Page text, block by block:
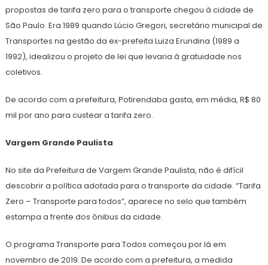
propostas de tarifa zero para o transporte chegou à cidade de
São Paulo. Era 1989 quando Lúcio Gregori, secretário municipal de
Transportes na gestão da ex-prefeita Luiza Erundina (1989 a
1992), idealizou o projeto de lei que levaria à gratuidade nos
coletivos.
De acordo com a prefeitura, Potirendaba gasta, em média, R$ 80
mil por ano para custear a tarifa zero.
Vargem Grande Paulista
No site da Prefeitura de Vargem Grande Paulista, não é difícil
descobrir a política adotada para o transporte da cidade. “Tarifa
Zero – Transporte para todos”, aparece no selo que também
estampa a frente dos ônibus da cidade.
O programa Transporte para Todos começou por lá em
novembro de 2019. De acordo com a prefeitura, a medida